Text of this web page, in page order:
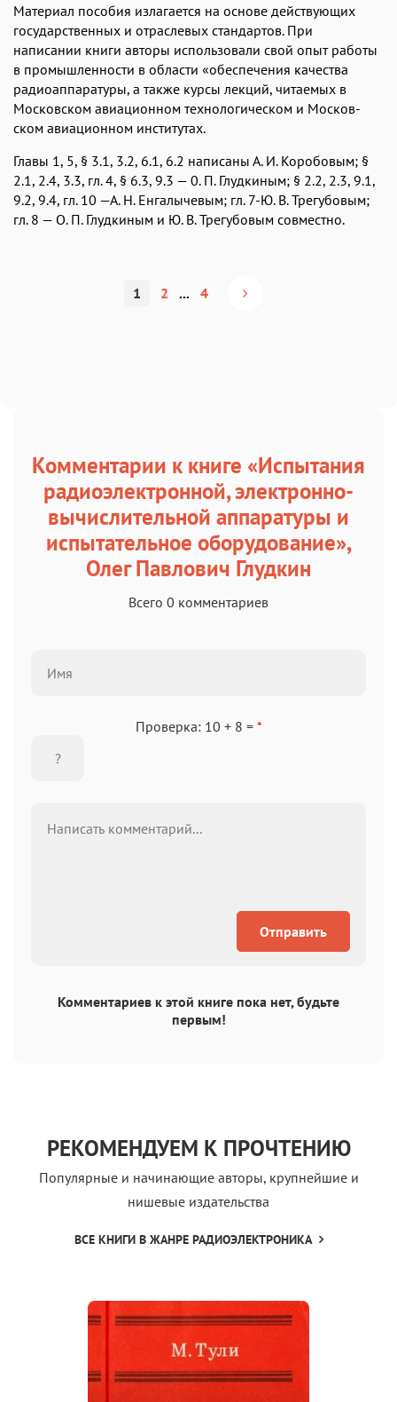
Материал пособия излагается на основе действующих
государ­ственных и отраслевых стандартов. При
написании книги авторы использовали свой опыт работы
в промышленности в области «обеспечения качества
радиоаппаратуры, а также курсы лекций, читаемых в
Московском авиационном технологическом и Москов­
ском авиационном институтах.
Главы 1, 5, § 3.1, 3.2, 6.1, 6.2 написаны А. И. Коробовым; §
2.1, 2.4, 3.3, гл. 4, § 6.3, 9.3 — 0. П. Глудкиным; § 2.2, 2.3, 9.1,
9.2, 9.4, гл. 10 —А. Н. Енгалычевым; гл. 7-Ю. В. Трегубовым;
гл. 8 — О. П. Глудкиным и Ю. В. Трегубовым совместно.
1 2 ... 4
Комментарии к книге «Испытания
радиоэлектронной, электронно-
вычислительной аппаратуры и
испытательное оборудование»,
Олег Павлович Глудкин
Всего 0 комментариев
Проверка: 10 + 8 = *
Отправить
Комментариев к этой книге пока нет, будьте
первым!
РЕКОМЕНДУЕМ К ПРОЧТЕНИЮ
Популярные и начинающие авторы, крупнейшие и
нишевые издательства
ВСЕ КНИГИ В ЖАНРЕ РАДИОЭЛЕКТРОНИКА